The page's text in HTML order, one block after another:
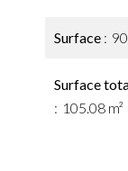
Surface
Surface
105.08 m²